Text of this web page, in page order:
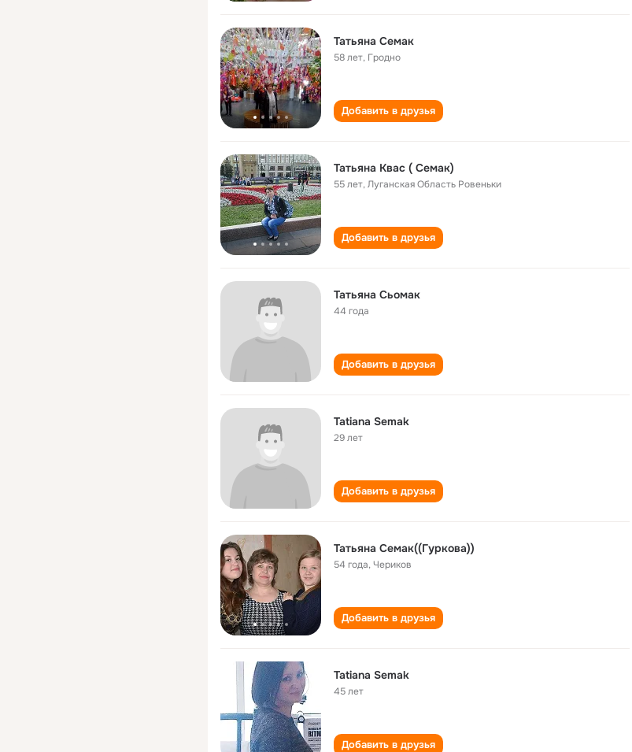
Татьяна Семак
58 лет, Гродно
Добавить в друзья
Татьяна Квас ( Семак)
55 лет,Луганская Область Ровеньки
Добавить в друзья
Татьяна Сьомак
44 года
Добавить в друзья
Tatiana Semak
29 лет
Добавить в друзья
Татьяна Семак((Гуркова))
54 года,Чериков
Добавить в друзья
Tatiana Semak
45 лет
Добавить в друзья